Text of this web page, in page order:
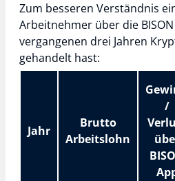
Zum besseren Verständnis
Arbeitnehmer über die
vergangenen drei Jahren
gehandelt hast:
Jahr
Brutto
Arbeitslohn
/